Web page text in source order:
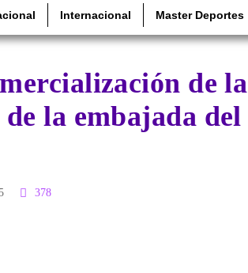
Internacional Master Deportes
de la
la embajada del
378